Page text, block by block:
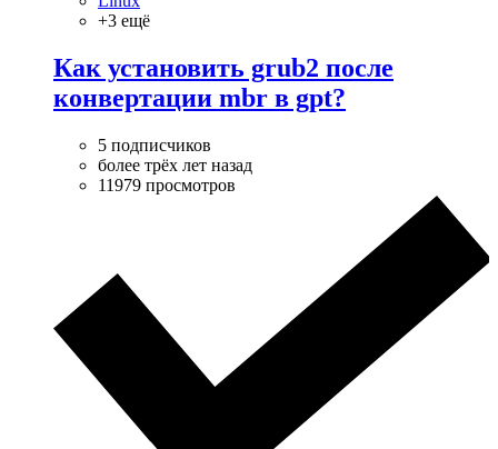
+3 ещё
Как установить grub2 после
конвертации mbr в gpt?
5 подписчиков
более трёх лет назад
11979 просмотров